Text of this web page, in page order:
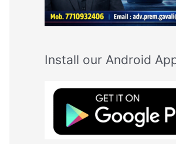
Install our Android